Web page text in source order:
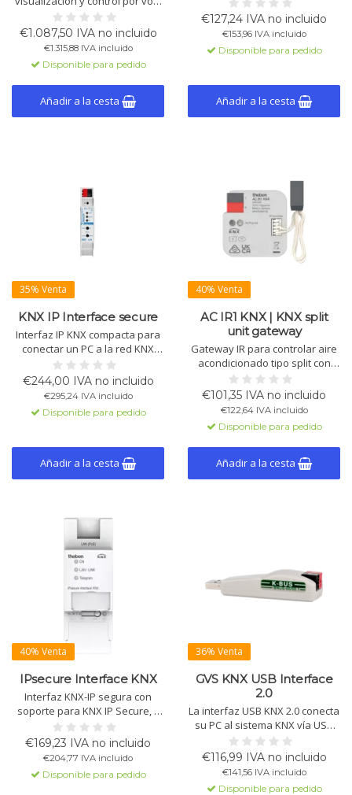
Controle dispositivos
fácilmente con una interfaz
intuitiva y software eficiente.
€1.087,50 IVA no incluido
€1.315,88 IVA incluido
Disponible para pedido
Añadir a la cesta
red KNX RF. Compatible con ETS
5+, soporta programación KNX
Secure y protocolo cEMI. SDK
disponible.
€127,24 IVA no incluido
€153,96 IVA incluido
Disponible para pedido
Añadir a la cesta
35% Venta
KNX IP Interface secure
Interfaz IP KNX compacta para
conectar un PC a la red KNX
mediante LAN. Compatible con
KNXnet/IP, tunneling, KNX
Security (AES-128) y hasta 8
conexiones simultáneas.
Alimentación por bus KNX.
€244,00 IVA no incluido
€295,24 IVA incluido
Disponible para pedido
Añadir a la cesta
40% Venta
AC IR1 KNX | KNX split
unit gateway
Gateway IR para controlar aire
acondicionado tipo split con
KNX. Fácil configuración con
base de datos de más de 500
modelos.
€101,35 IVA no incluido
€122,64 IVA incluido
Disponible para pedido
Añadir a la cesta
40% Venta
IPsecure Interface KNX
Interfaz KNX-IP segura con
soporte para KNX IP Secure, 5
túneles, actualizaciones de
firmware mediante Theben IP
Tool, alimentación 12–30 V DC o
€169,23 IVA no incluido
€204,77 IVA incluido
Disponible para pedido
36% Venta
GVS KNX USB Interface
2.0
La interfaz USB KNX 2.0 conecta
su PC al sistema KNX vía USB
sin alimentación adicional.
Compatible con ETS5+ y
telegramas long frame hasta 55
bytes. Comunicación eficaz.
€116,99 IVA no incluido
€141,56 IVA incluido
Disponible para pedido